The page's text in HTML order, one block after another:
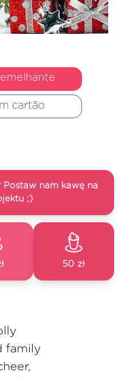
cartão
Postaw nam kawę na
;)
50 zł
family